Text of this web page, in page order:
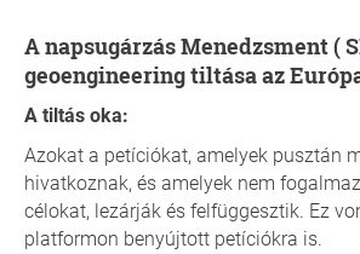
A napsugárzás Menedzsment ( SEM) és
geoengineering tiltása az
A tiltás oka:
Azokat a petíciókat, amelyek pusztán
hivatkoznak, és amelyek nem
célokat, lezárják és felfüggesztik. Ez
platformon benyújtott petíciókra is.